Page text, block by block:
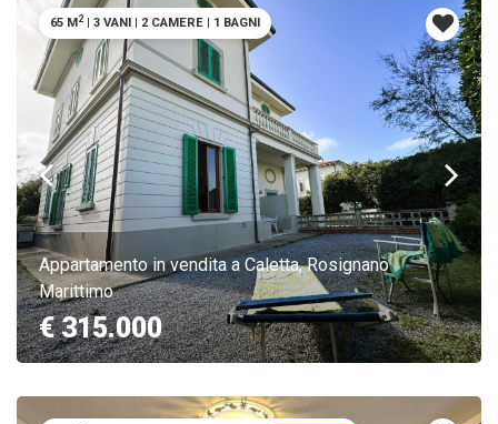
Appartamento in vendita a Caletta, Rosignano
Marittimo
€ 315.000
65 M2 | 3 VANI | 2 CAMERE | 1 BAGNI